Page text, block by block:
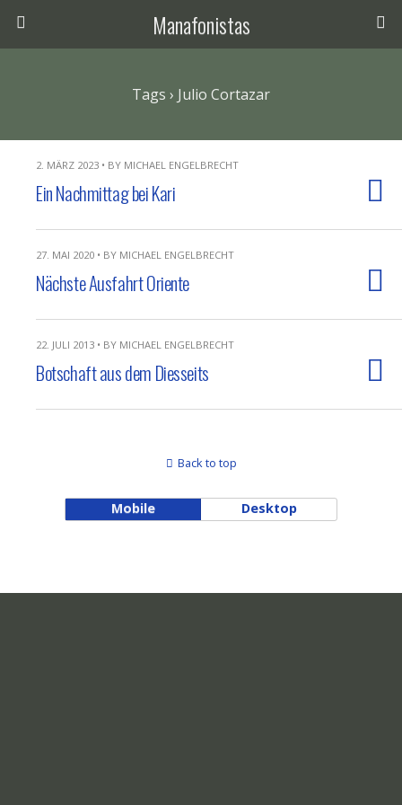
Manafonistas
Tags › Julio Cortazar
2. MÄRZ 2023 • BY MICHAEL ENGELBRECHT
Ein Nachmittag bei Kari
27. MAI 2020 • BY MICHAEL ENGELBRECHT
Nächste Ausfahrt Oriente
22. JULI 2013 • BY MICHAEL ENGELBRECHT
Botschaft aus dem Diesseits
Back to top
Mobile Desktop